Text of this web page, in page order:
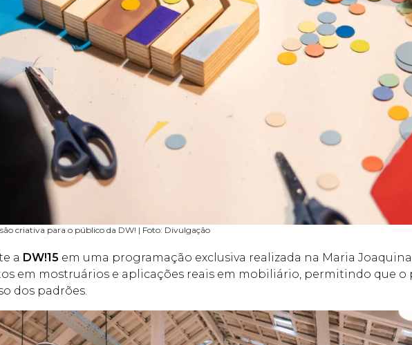
criativa para o público da DW! | Foto: Divulgação
a DW!15 em uma programação exclusiva realizada na Maria
em mostruários e aplicações reais em mobiliário, permitindo que o
dos padrões.